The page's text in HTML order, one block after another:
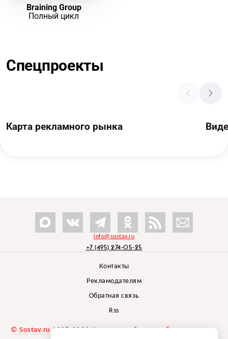
Braining Group
Полный цикл
Спецпроекты
Карта рекламного рынка
info@sostav.ru
+7 (495) 274-05-25
Контакты
Рекламодателям
Обратная связь
Rss
© Sostav.ru 1998-2026 Независимый проектбрендингового